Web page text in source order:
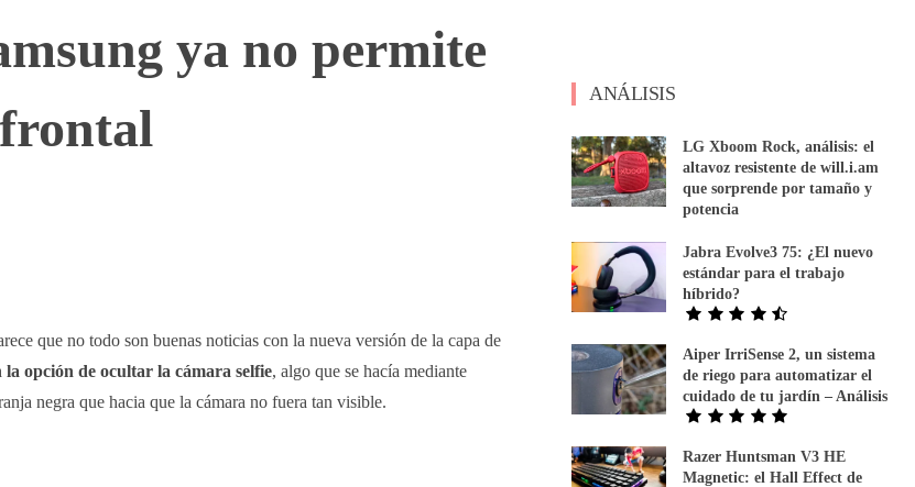
ya no permite
que no todo son buenas noticias con la nueva versión de la capa de
la opción de ocultar la cámara selfie, algo que se hacía mediante
negra que hacia que la cámara no fuera tan visible.
ANÁLISIS
LG Xboom Rock, análisis: el
altavoz resistente de will.i.am
que sorprende por tamaño y
potencia
Jabra Evolve3 75: ¿El nuevo
estándar para el trabajo
híbrido?
Aiper IrriSense 2, un sistema
de riego para automatizar el
cuidado de tu jardín – Análisis
Razer Huntsman V3 HE
Magnetic: el Hall Effect de